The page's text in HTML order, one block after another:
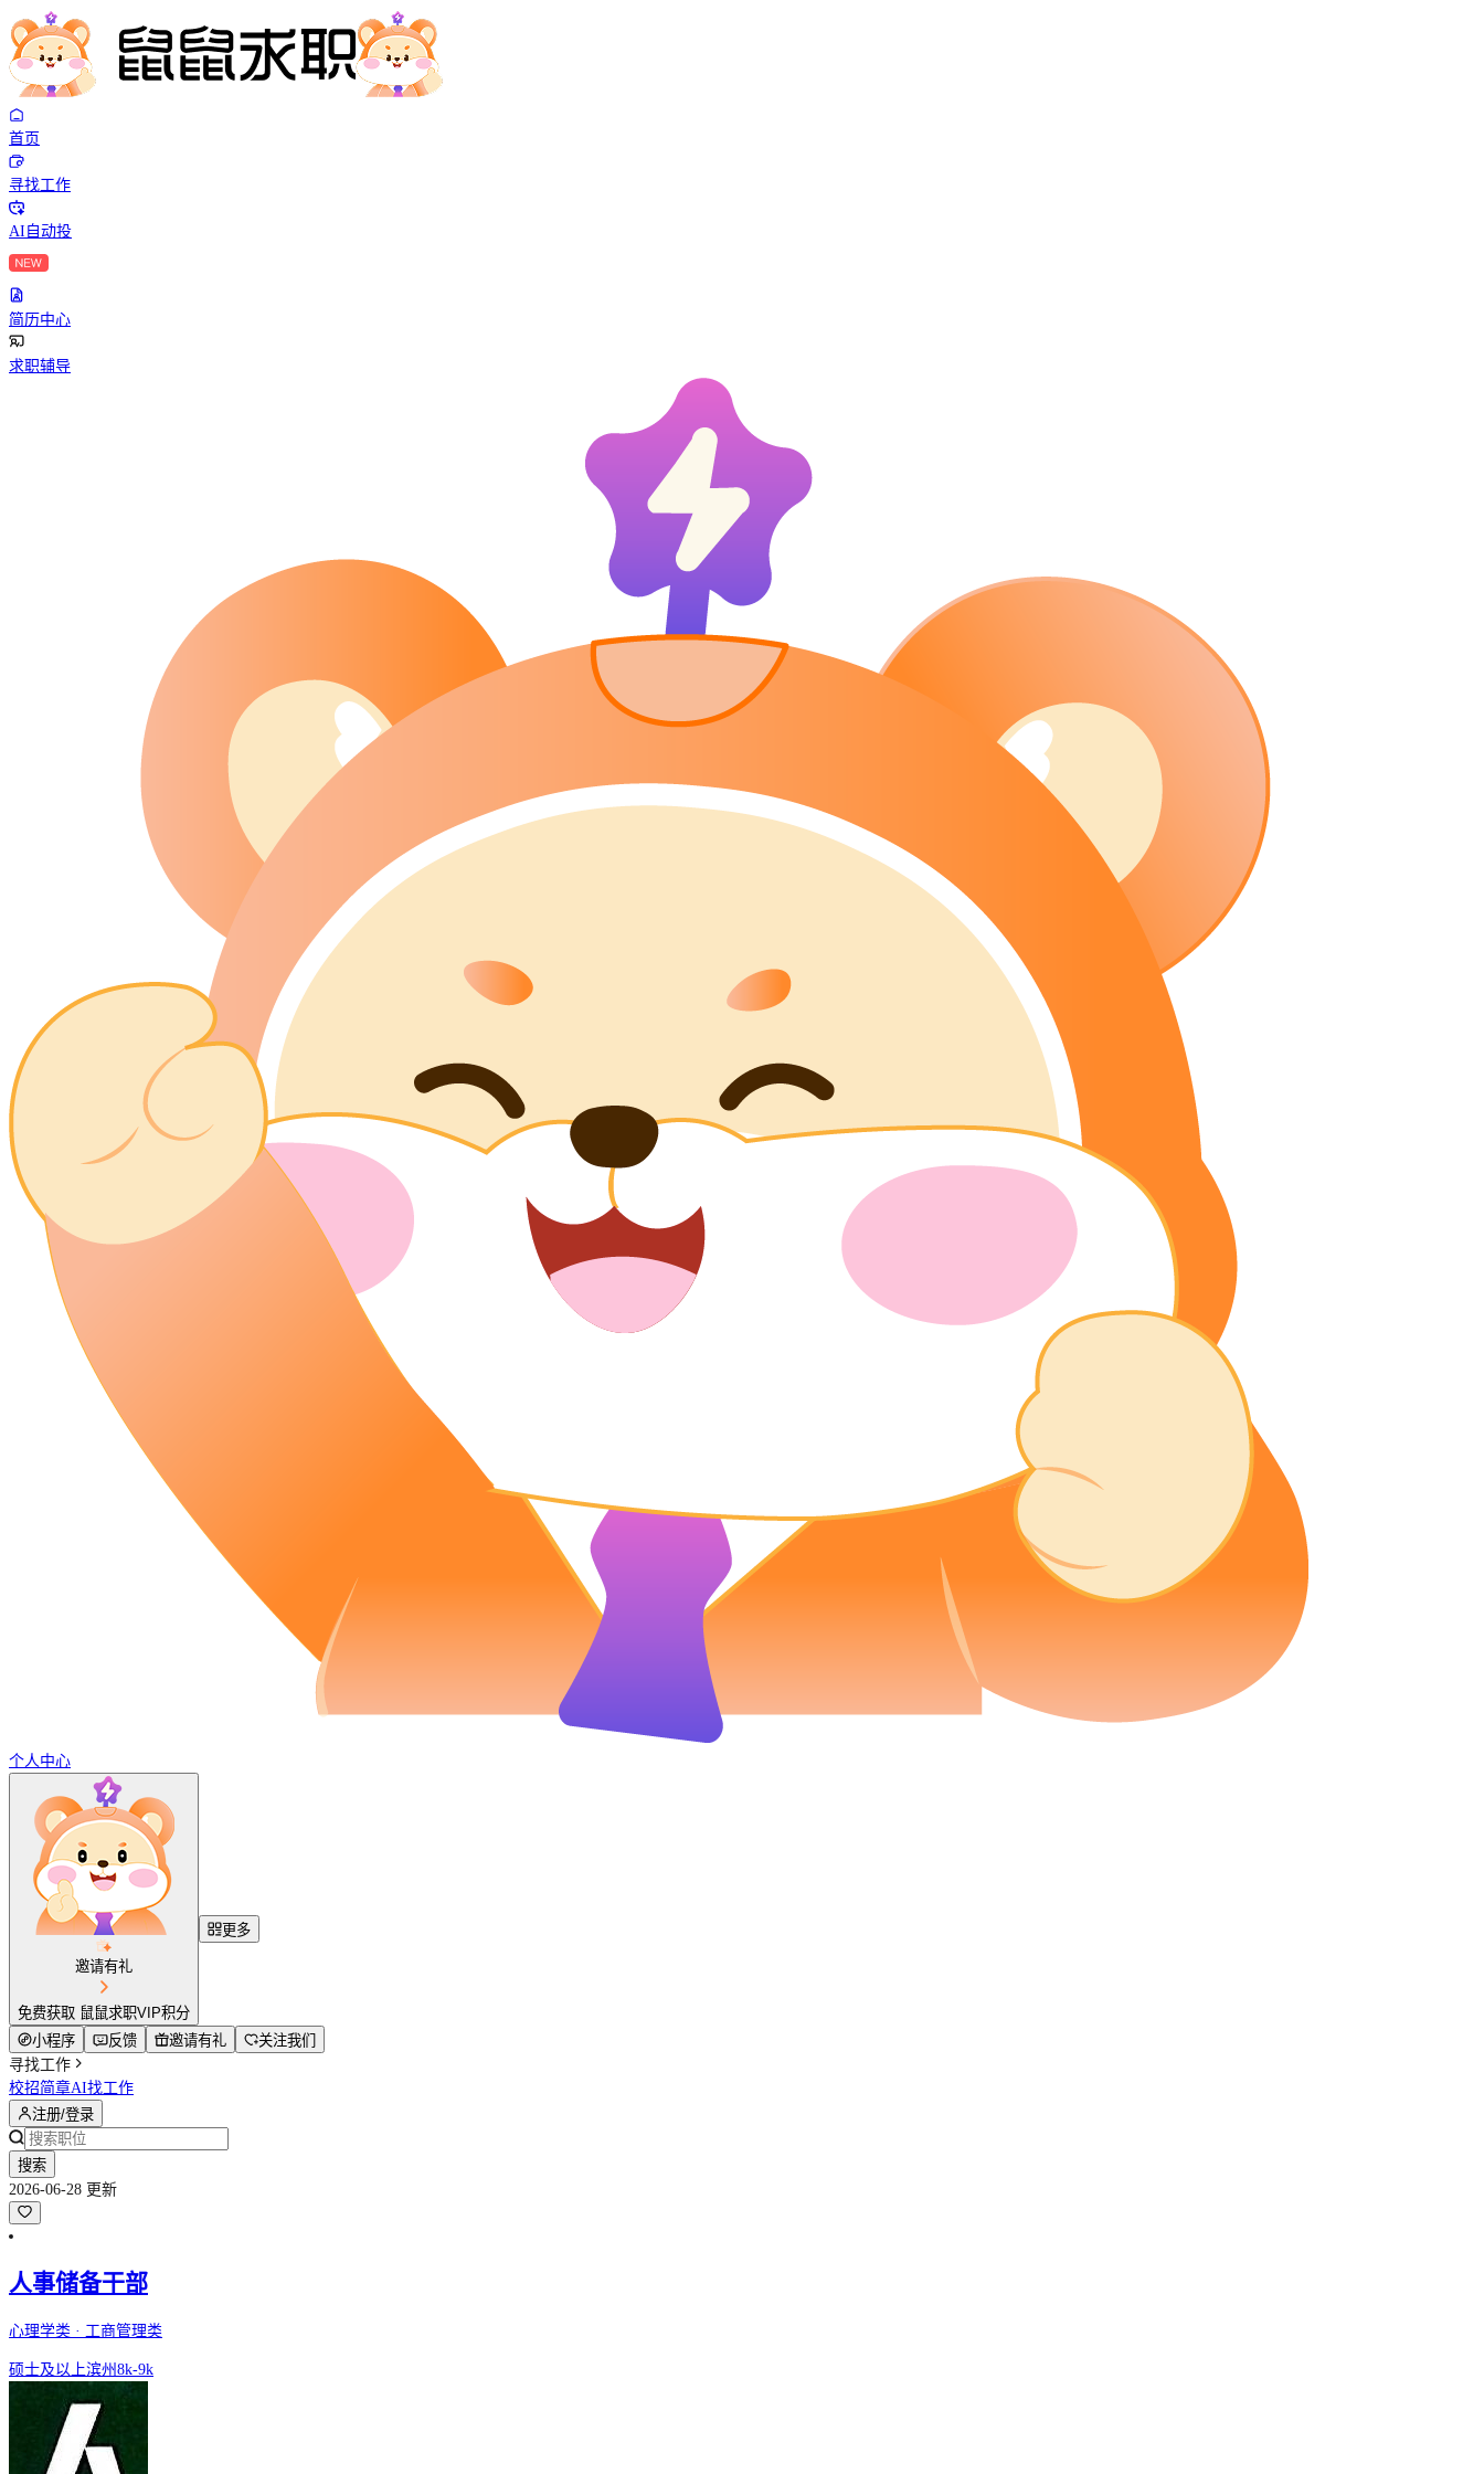
首页
寻找工作
AI自动投
简历中心
求职辅导
个人中心
邀请有礼
免费获取 鼠鼠求职VIP积分
更多
小程序 反馈 邀请有礼
关注我们
寻找工作
校招简章AI找工作
注册/登录
搜索
2026-06-28 更新
人事储备干部
心理学类 · 工商管理类
硕士及以上滨州 8k-9k